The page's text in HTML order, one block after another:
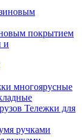
покрытием
многоярусные
Тележки для